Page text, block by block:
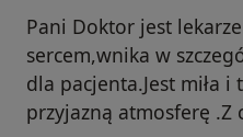
Pani Doktor jest
sercem,wnika w
dla pacjenta.Jest miła i
przyjazną atmosferę .Z